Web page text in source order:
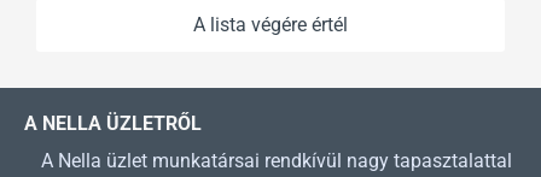
A lista végére értél
A NELLA ÜZLETRŐL
A Nella üzlet munkatársai rendkívül nagy tapasztalattal